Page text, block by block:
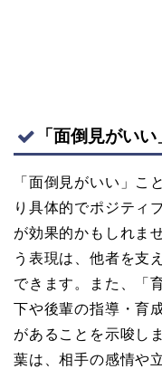
「面倒見がい
「面倒見がいい」こ
り具体的でポジティ
が効果的かもしれま
う表現は、他者を支
できます。また、「
下や後輩の指導・育
があることを示唆し
葉は、相手の感情や